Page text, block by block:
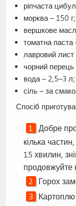
ріпчаста
морква – 150 г;
вершкове
томатна паста
лавровий
чорний
вода – 2,5–3 л;
сіль – за
Спосіб
Добре
кілька
15 хвилин,
продовжуйте
Горох
Картоплю